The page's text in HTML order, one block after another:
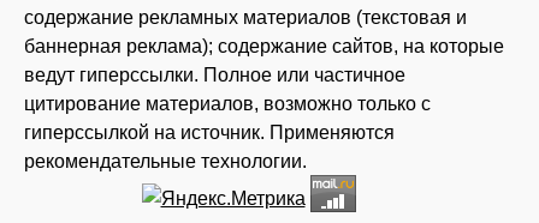
содержание рекламных материалов (текстовая и
баннерная реклама); содержание сайтов, на которые
ведут гиперссылки. Полное или частичное
цитирование материалов, возможно только с
гиперссылкой на источник. Применяются
рекомендательные технологии.